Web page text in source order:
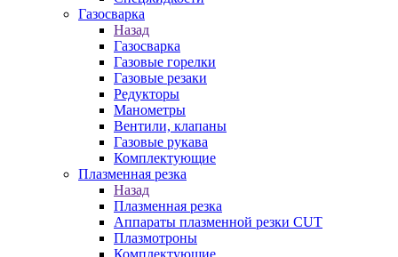
Газосварка
Назад
Газосварка
Газовые горелки
Газовые резаки
Редукторы
Манометры
Вентили, клапаны
Газовые рукава
Комплектующие
Плазменная резка
Назад
Плазменная резка
Аппараты плазменной резки CUT
Плазмотроны
Комплектующие